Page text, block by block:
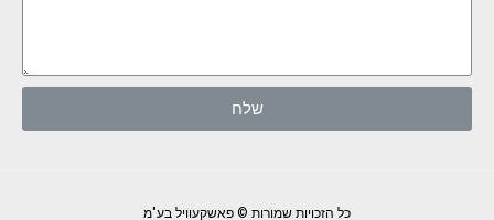
שלח
כל הזכויות שמורות © פאשקעוויל בע"מ